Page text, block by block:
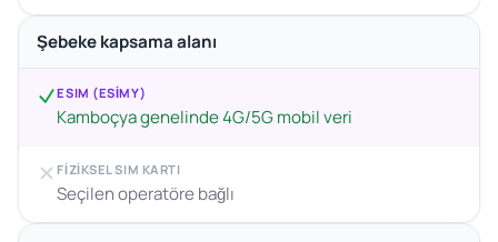
Şebeke kapsama alanı
ESIM (ESIMY)
Kamboçya genelinde 4G/5G mobil veri
FIZIKSEL SIM KARTI
Seçilen operatöre bağlı